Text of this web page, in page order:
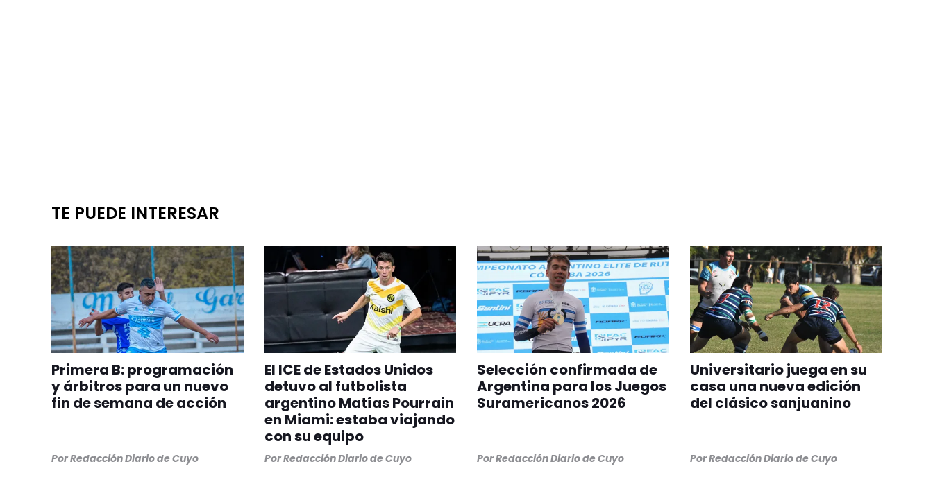
TE PUEDE INTERESAR
Primera B: programación
y árbitros para un nuevo
fin de semana de acción
PorRedacción Diario de Cuyo
El ICE de Estados Unidos
detuvo al futbolista
argentino Matías Pourrain
en Miami: estaba viajando
con su equipo
PorRedacción Diario de Cuyo
Selección confirmada de
Argentina para los Juegos
Suramericanos 2026
PorRedacción Diario de Cuyo
Universitario juega en su
casa una nueva edición
del clásico sanjuanino
PorRedacción Diario de Cuyo